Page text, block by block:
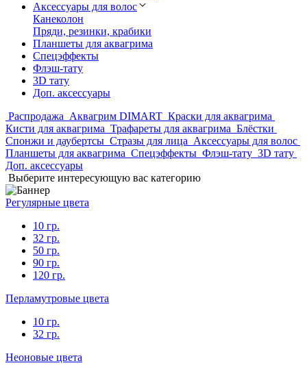
Аксессуары для волос
Канеколон
Пряди, резинки, крабики
Планшеты для аквагрима
Спецэффекты
Флэш-тату
3D тату
Доп. аксессуары
Распродажа Аквагрим DIMART Краски для аквагрима
Кисти для аквагрима Трафареты для аквагрима Блёстки
Спонжи и даубертсы Стразы для лица Аксессуары для волос
Планшеты для аквагрима Спецэффекты Флэш-тату 3D тату
Доп. аксессуары
Выберите интересующую вас категорию
Регулярные цвета
10 гр.
32 гр.
50 гр.
90 гр.
120 гр.
Перламутровые цвета
10 гр.
32 гр.
Неоновые цвета